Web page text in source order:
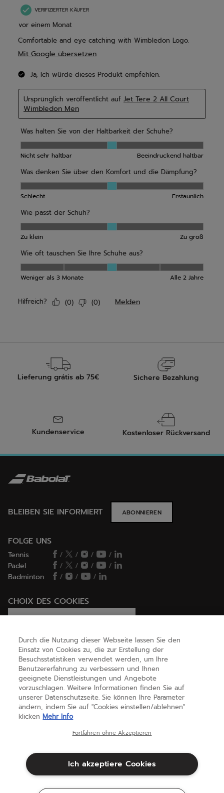
Lieferung grátis ab 75€ Sichere Bezahlung
Kundenservice Kostenloser Rückversand
BLEIBEN SIE INFORMIERT ABONNIEREN
FOLGE UNS
Tennis / / /
/
Padel
/ / /
/
Badminton
/ / /
CHOIX DES COOKIES
HILFE
ÜBER UNS
(deutsch)
Durch die Nutzung dieser Webseite lassen Sie den
Einsatz von Cookies zu, die zur Erstellung der
Besuchsstatistiken verwendet werden, um Ihre
Benutzererfahrung zu verbessern und Ihnen
geeignete Dienstleistungen und Angebote
vorzuschlagen. Weitere Informationen finden Sie auf
unserer Datenschutzseite. Sie können Ihre Parameter
ändern, indem Sie auf "Cookies einstellen/ablehnen"
klicken Mehr Info
Fortfahren ohne Akzeptieren
Ich akzeptiere Cookies